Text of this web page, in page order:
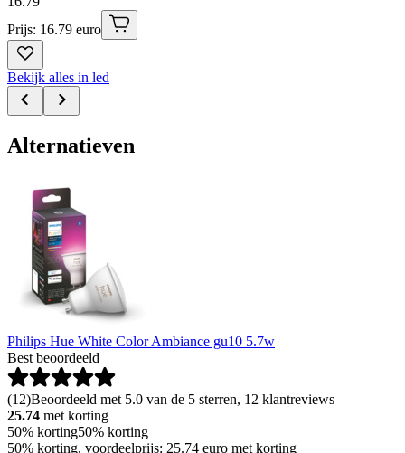
Prijs: 16.79 euro
Bekijk alles in led
Alternatieven
Philips Hue White Color Ambiance gu10 5.7w
Best beoordeeld
(12)Beoordeeld met 5.0 van de 5 sterren, 12 klantreviews
25.74 met korting
50% korting50% korting
50% korting, voordeelprijs: 25.74 euro met korting